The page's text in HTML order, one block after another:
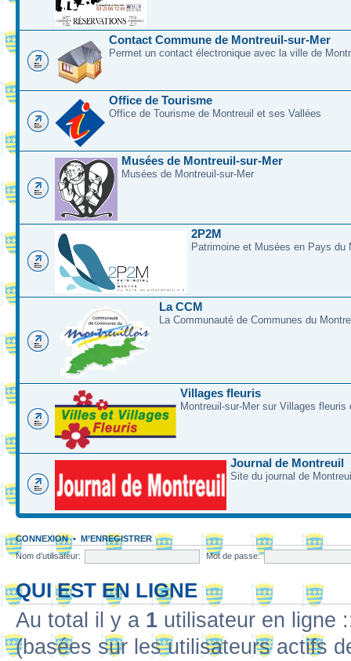
Contact Commune de Montreuil-sur-Mer
Permet un contact électronique avec la ville de
Office de Tourisme
Office de Tourisme de Montreuil et ses Vallées
Musées de Montreuil-sur-Mer
Musées de Montreuil-sur-Mer
2P2M
Patrimoine et Musées en Pays du
La CCM
La Communauté de Communes du
Villages fleuris
Montreuil-sur-Mer sur Villages fleuris
Journal de Montreuil
Site du journal de
CONNEXION• M’ENREGISTRER
Nom d’utilisateur:
Mot de passe:
QUI EST EN LIGNE
Au total il y a 1 utilisateur en ligne
(basées sur les utilisateurs actifs